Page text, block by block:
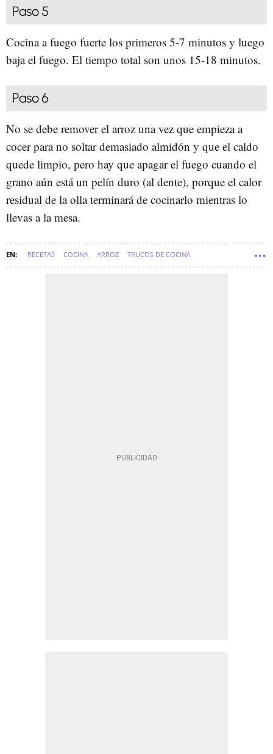
Paso 5
Cocina a fuego fuerte los primeros 5-7 minutos y luego
baja el fuego. El tiempo total son unos 15-18 minutos.
Paso 6
No se debe remover el arroz una vez que empieza a
cocer para no soltar demasiado almidón y que el caldo
quede limpio, pero hay que apagar el fuego cuando el
grano aún está un pelín duro (al dente), porque el calor
residual de la olla terminará de cocinarlo mientras lo
llevas a la mesa.
RECETAS COCINA ARROZ TRUCOS DE COCINA